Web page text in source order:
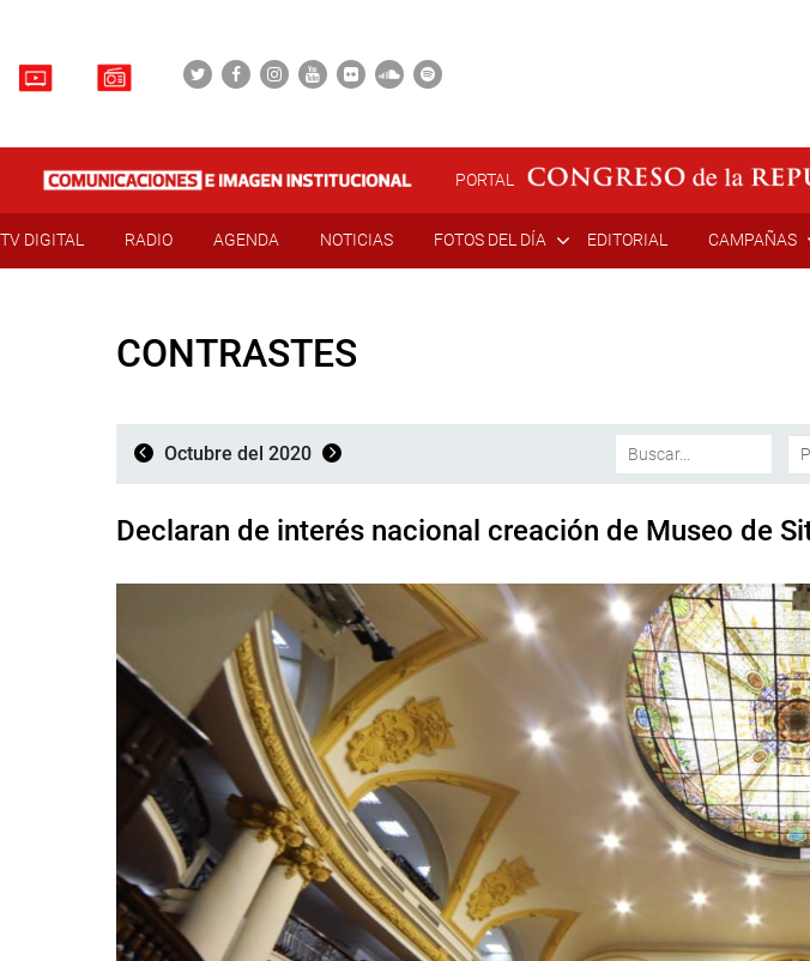
PORTAL
TV DIGITAL RADIO AGENDA NOTICIAS FOTOS DEL DÍA EDITORIAL CAMPAÑAS
CONTRASTES
Octubre del 2020
Declaran de interés nacional creación de Museo de